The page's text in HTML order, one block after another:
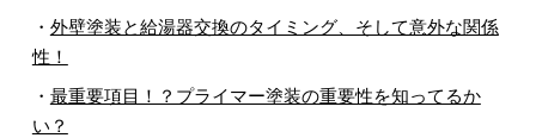
・ 外壁塗装と給湯器交換のタイミング、そして意外な関係
性！
・ 最重要項目！？プライマー塗装の重要性を知ってるか
い？